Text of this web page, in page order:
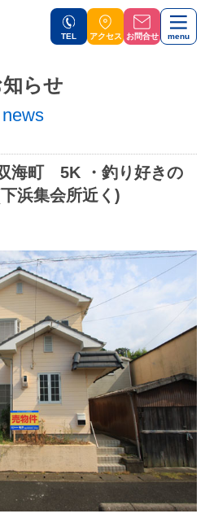
TEL アクセス お問合せ menu
知らせ
news
海町 5K ・釣り好きの
浜集会所近く)